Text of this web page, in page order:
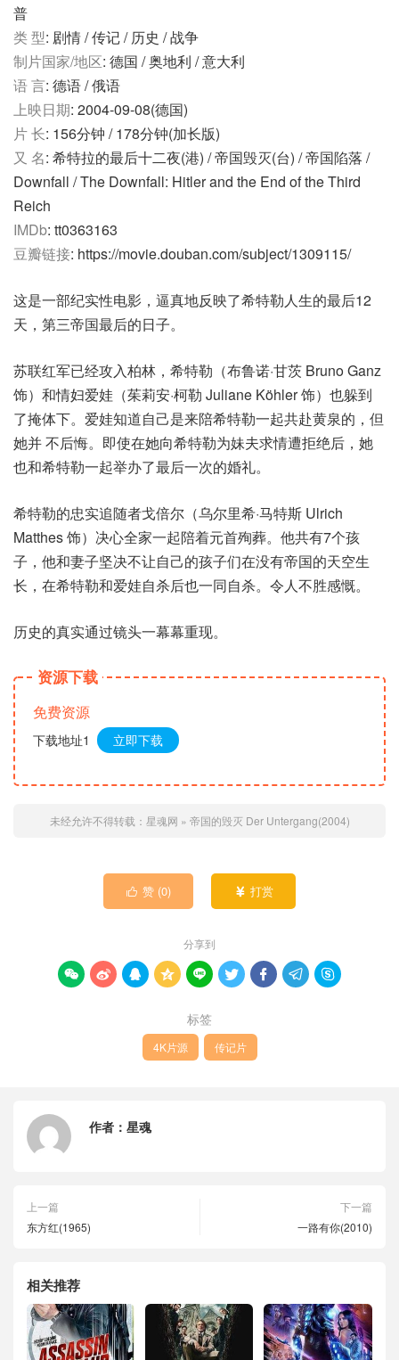
普
类 型: 剧情 / 传记 / 历史 / 战争
制片国家/地区: 德国 / 奥地利 / 意大利
语 言: 德语 / 俄语
上映日期: 2004-09-08(德国)
片 长: 156分钟 / 178分钟(加长版)
又 名: 希特拉的最后十二夜(港) / 帝国毁灭(台) / 帝国陷落 /
Downfall / The Downfall: Hitler and the End of the Third
Reich
IMDb: tt0363163
豆瓣链接: https://movie.douban.com/subject/1309115/
这是一部纪实性电影，逼真地反映了希特勒人生的最后12
天，第三帝国最后的日子。
苏联红军已经攻入柏林，希特勒（布鲁诺·甘茨 Bruno Ganz
饰）和情妇爱娃（茱莉安·柯勒 Juliane Köhler 饰）也躲到
了掩体下。爱娃知道自己是来陪希特勒一起共赴黄泉的，但
她并 不后悔。即使在她向希特勒为妹夫求情遭拒绝后，她
也和希特勒一起举办了最后一次的婚礼。
希特勒的忠实追随者戈倍尔（乌尔里希·马特斯 Ulrich
Matthes 饰）决心全家一起陪着元首殉葬。他共有7个孩
子，他和妻子坚决不让自己的孩子们在没有帝国的天空生
长，在希特勒和爱娃自杀后也一同自杀。令人不胜感慨。
历史的真实通过镜头一幕幕重现。
资源下载
免费资源
下载地址1 立即下载
未经允许不得转载： 星魂网 » 帝国的毁灭 Der Untergang(2004)
 赞 (0)  打赏
分享到
        
标签
4K片源 传记片
作者： 星魂
上一篇
东方红(1965)
下一篇
一路有你(2010)
相关推荐